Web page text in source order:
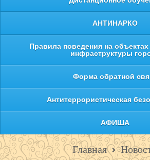
АНТИНАРКО
Правила поведения на объектах
инфраструктуры
Форма обратной
Антитеррористическая
АФИША
Главная